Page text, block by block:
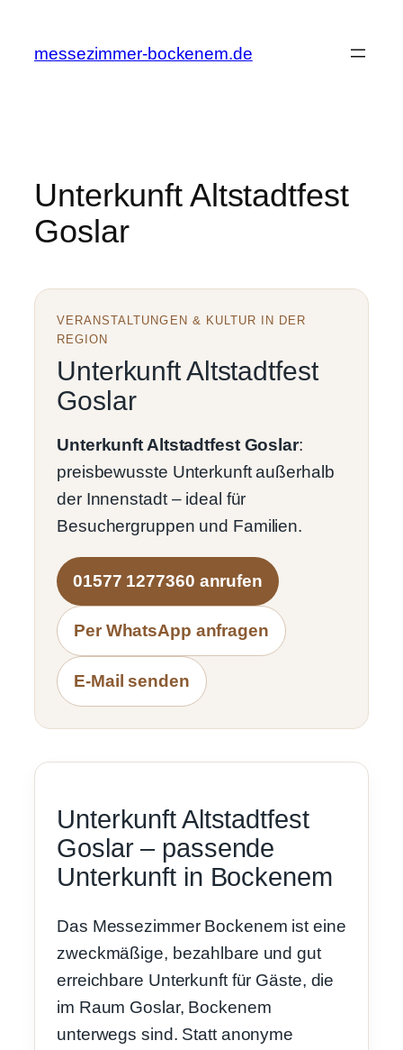
springen
messezimmer-bockenem.de
Unterkunft Altstadtfest
Goslar
VERANSTALTUNGEN & KULTUR IN DER
REGION
Unterkunft Altstadtfest
Goslar
Unterkunft Altstadtfest Goslar:
preisbewusste Unterkunft außerhalb
der Innenstadt – ideal für
Besuchergruppen und Familien.
01577 1277360 anrufen
Per WhatsApp anfragen
E-Mail senden
Unterkunft Altstadtfest
Goslar – passende
Unterkunft in Bockenem
Das Messezimmer Bockenem ist eine
zweckmäßige, bezahlbare und gut
erreichbare Unterkunft für Gäste, die
im Raum Goslar, Bockenem
unterwegs sind. Statt anonyme